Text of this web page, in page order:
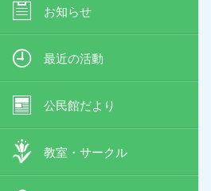
お知らせ
最近の活動
公民館だより
教室・サークル